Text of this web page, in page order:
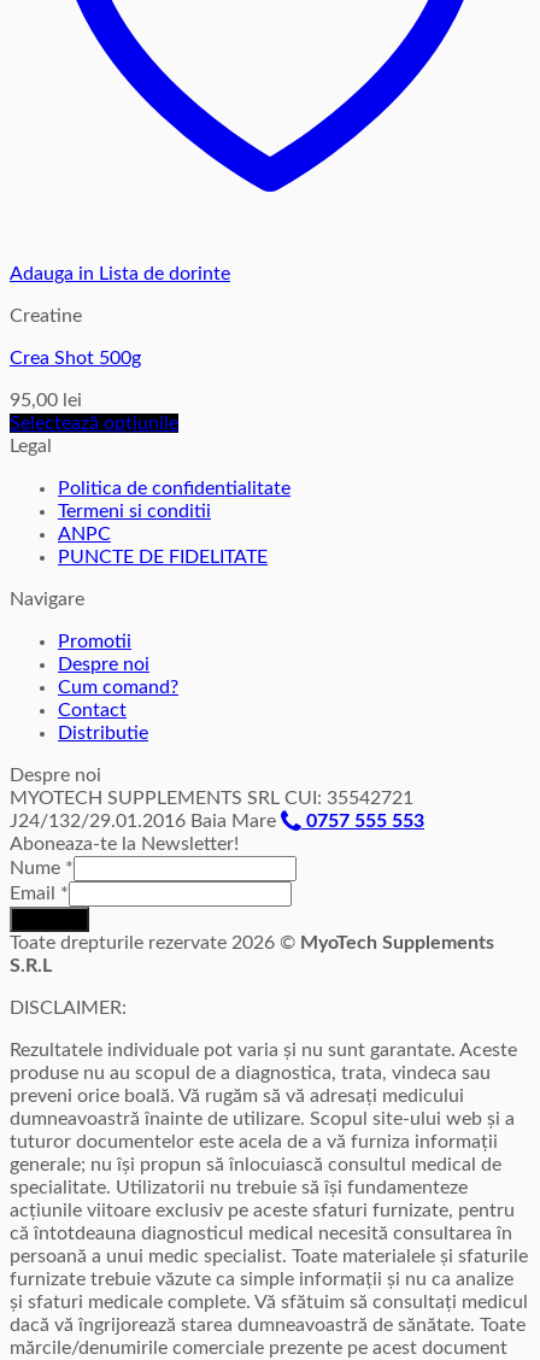
Adauga in Lista de dorinte
Creatine
Crea Shot 500g
95,00 lei
Selectează opțiunile
Acest
multe
variații.
pot
alese
pagina
produsului.
Legal
Politica de confidentialitate
Termeni si conditii
ANPC
PUNCTE DE FIDELITATE
Navigare
Promotii
Despre noi
Cum comand?
Contact
Distributie
Despre noi
MYOTECH SUPPLEMENTS SRL CUI: 35542721
J24/132/29.01.2016 Baia Mare
0757 555 553
Aboneaza-te la Newsletter!
Nume *
Email *
Toate drepturile rezervate 2026 © MyoTech Supplements
S.R.L
DISCLAIMER:
Rezultatele individuale pot varia și nu sunt garantate. Aceste
produse nu au scopul de a diagnostica, trata, vindeca sau
preveni orice boală. Vă rugăm să vă adresați medicului
dumneavoastră înainte de utilizare. Scopul site-ului web și a
tuturor documentelor este acela de a vă furniza informații
generale; nu își propun să înlocuiască consultul medical de
specialitate. Utilizatorii nu trebuie să își fundamenteze
acțiunile viitoare exclusiv pe aceste sfaturi furnizate, pentru
că întotdeauna diagnosticul medical necesită consultarea în
persoană a unui medic specialist. Toate materialele și sfaturile
furnizate trebuie văzute ca simple informații și nu ca analize
și sfaturi medicale complete. Vă sfătuim să consultați medicul
dacă vă îngrijorează starea dumneavoastră de sănătate. Toate
mărcile/denumirile comerciale prezente pe acest document